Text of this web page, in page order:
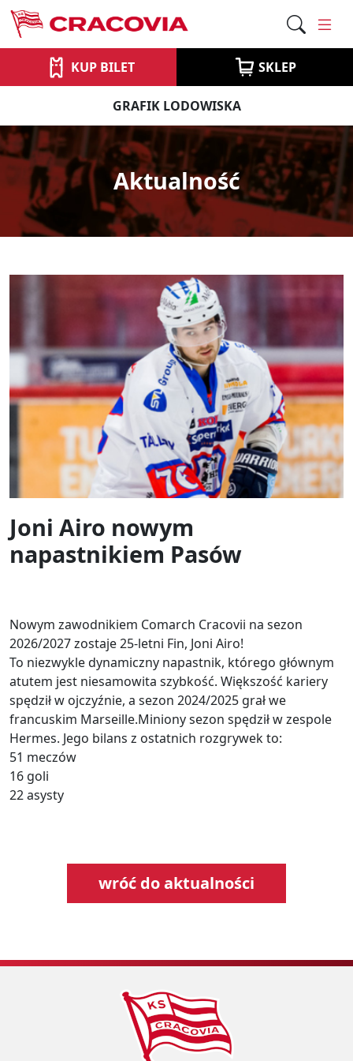
KUP BILET SKLEP
GRAFIK LODOWISKA
Aktualność
Joni Airo nowym
napastnikiem Pasów
Nowym zawodnikiem Comarch Cracovii na sezon
2026/2027 zostaje 25-letni Fin, Joni Airo!
To niezwykle dynamiczny napastnik, którego głównym
atutem jest niesamowita szybkość. Większość kariery
spędził w ojczyźnie, a sezon 2024/2025 grał we
francuskim Marseille.Miniony sezon spędził w zespole
Hermes. Jego bilans z ostatnich rozgrywek to:
51 meczów
16 goli
22 asysty
wróć do aktualności